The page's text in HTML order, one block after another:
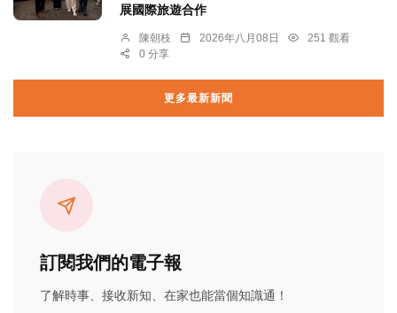
展國際旅遊合作
陳朝枝 2026年八月08日
251 觀看
0 分享
更多最新新聞
訂閱我們的電子報
了解時事、接收新知、在家也能當個知識通！